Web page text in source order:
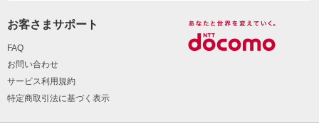
お客さまサポート
FAQ
お問い合わせ
サービス利用規約
特定商取引法に基づく表示